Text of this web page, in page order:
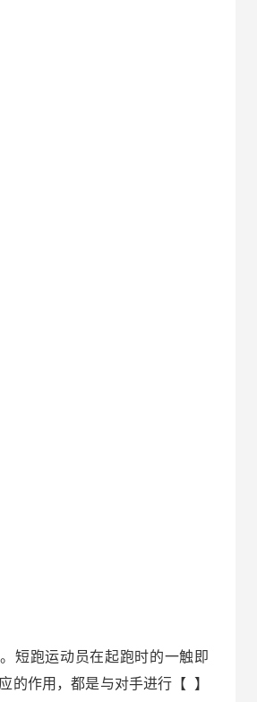
短跑运动员在起跑时的一触即
的作用，都是与对手进行【 】